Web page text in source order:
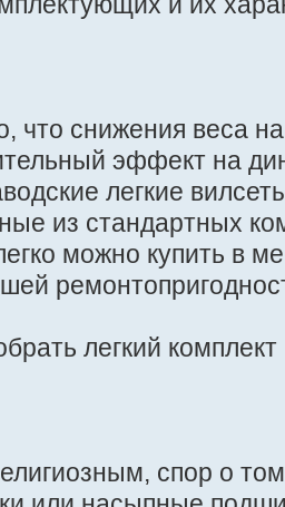
что снижения веса
эффект на
легкие
из стандартных
можно купить в
легкий
спор о